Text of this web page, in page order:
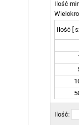
Ilość
Ilość [
Ilość: